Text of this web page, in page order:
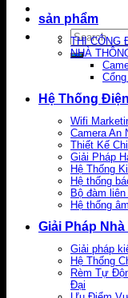
Search
for:
sản phẩm
THI CÔNG
NHÀ
Hệ Thống
Wifi
Camera An
Thiết Kế
Giải Pháp
Hệ Thống
Hệ thống
Bộ đàm
Hệ thống
Giải Pháp
Giải pháp
Hệ Thống
Rèm Tự
Đại